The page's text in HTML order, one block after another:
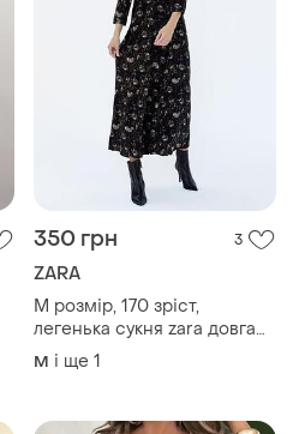
350 грн 3
ZARA
М розмір, 170 зріст,
легенька сукня zara довга
максі натуральна тканина
віскоза, з кишенями
M і ще 1